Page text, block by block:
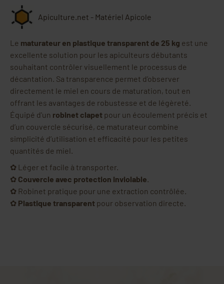
Apiculture.net - Matériel Apicole
Le maturateur en plastique transparent de 25 kg est une
excellente solution pour les apiculteurs débutants
souhaitant contrôler visuellement le processus de
décantation. Sa transparence permet d’observer
directement le miel en cours de maturation, tout en
offrant les avantages de robustesse et de légèreté.
Équipé d'un robinet clapet pour un écoulement précis et
d’un couvercle sécurisé, ce maturateur combine
simplicité d’utilisation et efficacité pour les petites
quantités de miel.
✿ Léger et facile à transporter.
✿ Couvercle avec protection inviolable.
✿ Robinet pratique pour une extraction contrôlée.
✿ Plastique transparent pour observation directe.